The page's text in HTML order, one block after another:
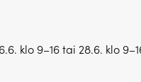
klo 9–16 tai 28.6. klo